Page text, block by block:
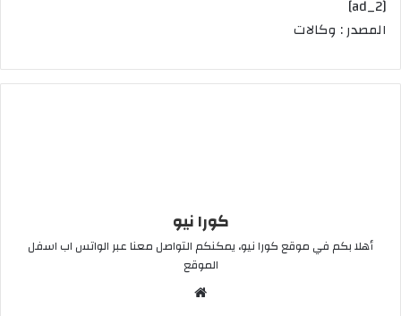
[ad_2]
المصدر : وكالات
كورا نيو
أهلا بكم في موقع كورا نيو، يمكنكم التواصل معنا عبر الواتس اب اسفل
الموقع